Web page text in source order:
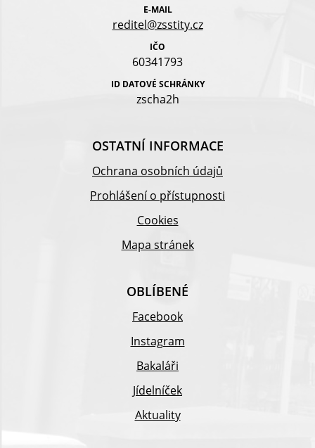
E-MAIL
reditel@zsstity.cz
IČO
60341793
ID DATOVÉ SCHRÁNKY
zscha2h
OSTATNÍ INFORMACE
Ochrana osobních údajů
Prohlášení o přístupnosti
Cookies
Mapa stránek
OBLÍBENÉ
Facebook
Instagram
Bakaláři
Jídelníček
Aktuality